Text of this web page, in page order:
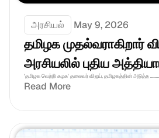
அரசியல் May 9, 2026
தமிழக முதல்வராகிறார்
அரசியலில் புதிய
'தமிழக வெற்றி கழக' தலைவர் விஜய், தமிழகத்தின் அடுத்த
Read More